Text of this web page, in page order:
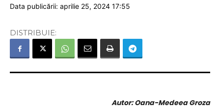
Data publicării: aprilie 25, 2024 17:55
DISTRIBUIE:
Autor: Oana-Medeea Groza